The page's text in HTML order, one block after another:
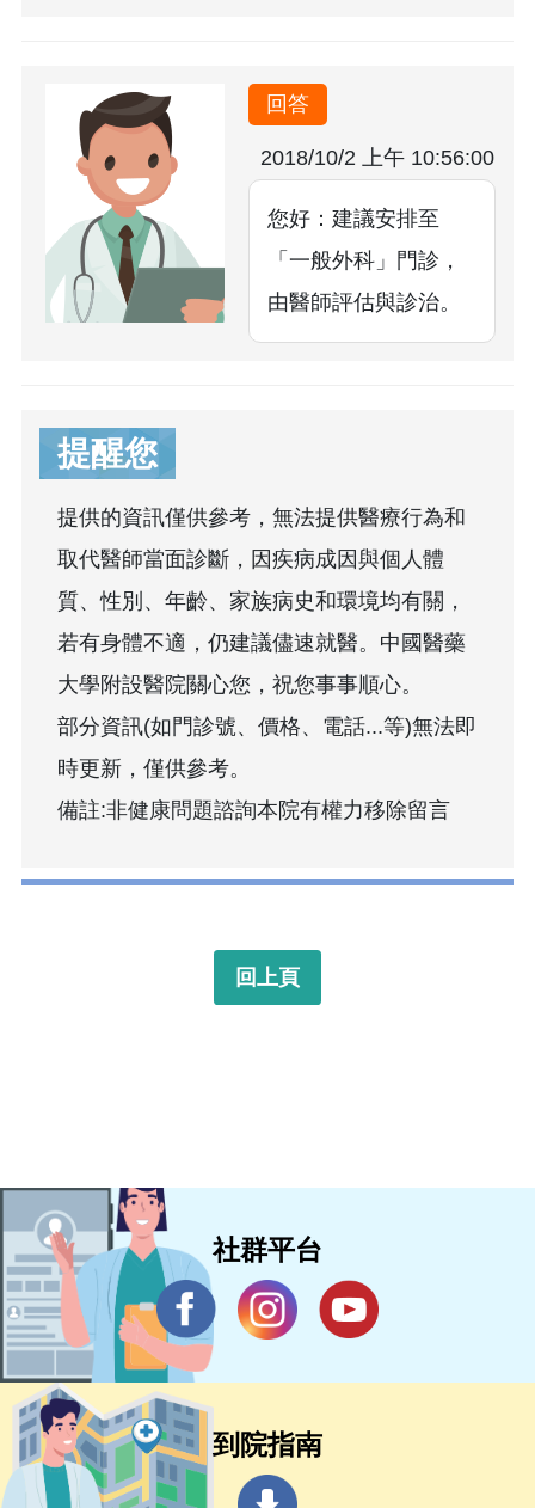
回答
2018/10/2 上午 10:56:00
您好：建議安排至
「一般外科」門診，
由醫師評估與診治。
提醒您
提供的資訊僅供參考，無法提供醫療行為和
取代醫師當面診斷，因疾病成因與個人體
質、性別、年齡、家族病史和環境均有關，
若有身體不適，仍建議儘速就醫。中國醫藥
大學附設醫院關心您，祝您事事順心。
部分資訊(如門診號、價格、電話...等)無法即
時更新，僅供參考。
備註:非健康問題諮詢本院有權力移除留言
回上頁
社群平台
到院指南